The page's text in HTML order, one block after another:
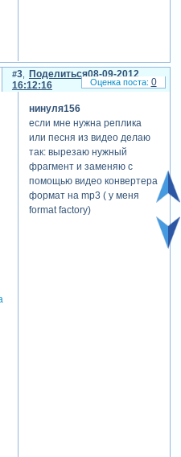
Поделиться
3
08-09-2012
16:12:16
нинуля156
если мне нужна реплика
или песня из видео делаю
так: вырезаю нужный
фрагмент и заменяю с
помощью видео конвертера
формат на mp3 ( у меня
format factory)
0